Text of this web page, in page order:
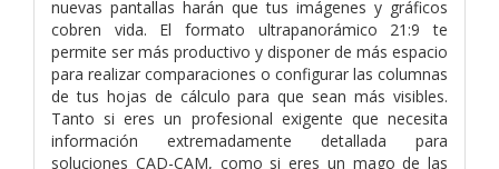
nuevas pantallas harán que tus imágenes y gráficos
cobren vida. El formato ultrapanorámico 21:9 te
permite ser más productivo y disponer de más espacio
para realizar comparaciones o configurar las columnas
de tus hojas de cálculo para que sean más visibles.
Tanto si eres un profesional exigente que necesita
información extremadamente detallada para
soluciones CAD-CAM, como si eres un mago de las